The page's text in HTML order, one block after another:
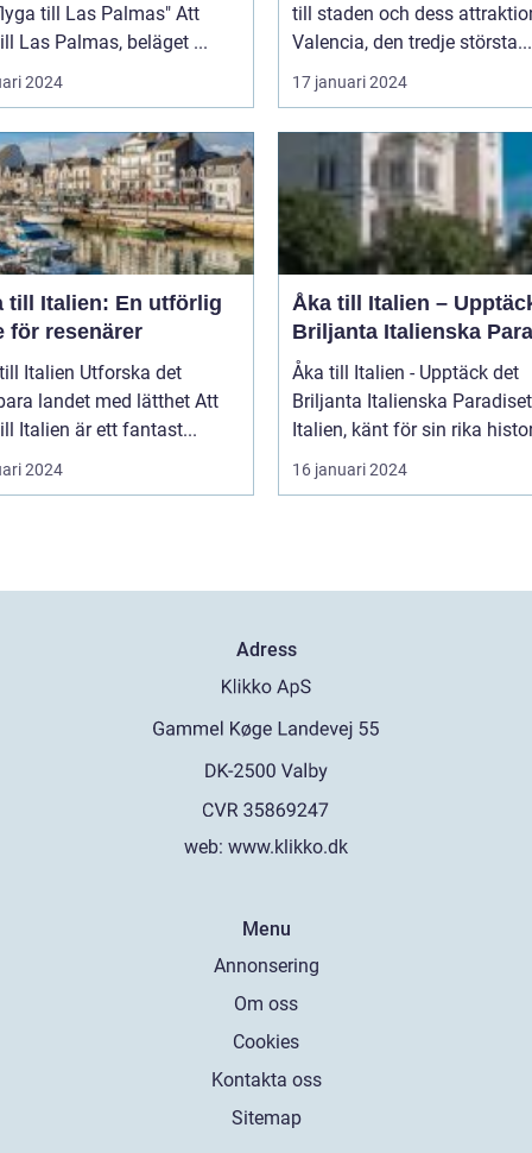
till Las Palmas" Att
Las Palmas, beläget ...
2024
till staden och dess
Valencia, den tredje största...
17 januari 2024
till Italien: En utförlig
för resenärer
Utforska det
landet med lätthet Att
Italien är ett fantast...
2024
Åka till Italien –
Briljanta Italienska
Åka till Italien - Upptäck det
Briljanta Italienska Paradiset
Italien, känt för sin rika
16 januari 2024
Adress
web: www.klikko.dk
Menu
Annonsering
Om oss
Cookies
Kontakta oss
Sitemap